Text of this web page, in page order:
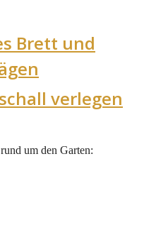
Brett und
verlegen
um den Garten: